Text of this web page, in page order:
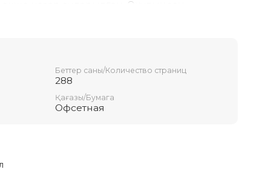
назар аударылған. Оқулық заң
азаматтарға да пайдалы мәлімет береді.
Беттер саны/Количество страниц
288
Қағазы/Бумага
Офсетная